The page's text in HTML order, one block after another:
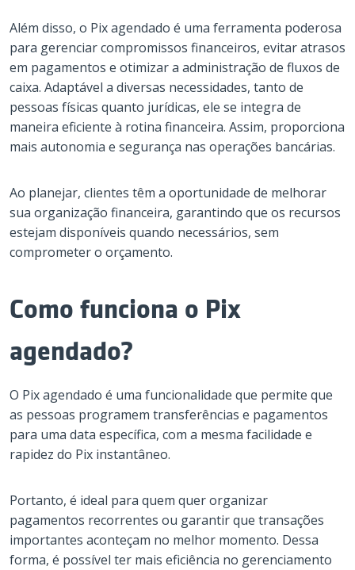
Além disso, o Pix agendado é uma ferramenta poderosa
para gerenciar compromissos financeiros, evitar atrasos
em pagamentos e otimizar a administração de fluxos de
caixa. Adaptável a diversas necessidades, tanto de
pessoas físicas quanto jurídicas, ele se integra de
maneira eficiente à rotina financeira. Assim, proporciona
mais autonomia e segurança nas operações bancárias.
Ao planejar, clientes têm a oportunidade de melhorar
sua organização financeira, garantindo que os recursos
estejam disponíveis quando necessários, sem
comprometer o orçamento.
Como funciona o Pix
agendado?
O Pix agendado é uma funcionalidade que permite que
as pessoas programem transferências e pagamentos
para uma data específica, com a mesma facilidade e
rapidez do Pix instantâneo.
Portanto, é ideal para quem quer organizar
pagamentos recorrentes ou garantir que transações
importantes aconteçam no melhor momento. Dessa
forma, é possível ter mais eficiência no gerenciamento